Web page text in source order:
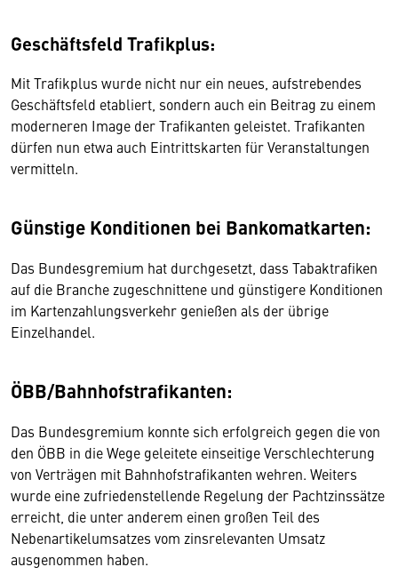
Geschäftsfeld Trafikplus:
Mit Trafikplus wurde nicht nur ein neues, aufstrebendes
Geschäftsfeld etabliert, sondern auch ein Beitrag zu einem
moderneren Image der Trafikanten geleistet. Trafikanten
dürfen nun etwa auch Eintrittskarten für Veranstaltungen
vermitteln.
Günstige Konditionen bei Bankomatkarten:
Das Bundesgremium hat durchgesetzt, dass Tabaktrafiken
auf die Branche zugeschnittene und günstigere Konditionen
im Kartenzahlungsverkehr genießen als der übrige
Einzelhandel.
ÖBB/Bahnhofstrafikanten:
Das Bundesgremium konnte sich erfolgreich gegen die von
den ÖBB in die Wege geleitete einseitige Verschlechterung
von Verträgen mit Bahnhofstrafikanten wehren. Weiters
wurde eine zufriedenstellende Regelung der Pachtzinssätze
erreicht, die unter anderem einen großen Teil des
Nebenartikelumsatzes vom zinsrelevanten Umsatz
ausgenommen haben.